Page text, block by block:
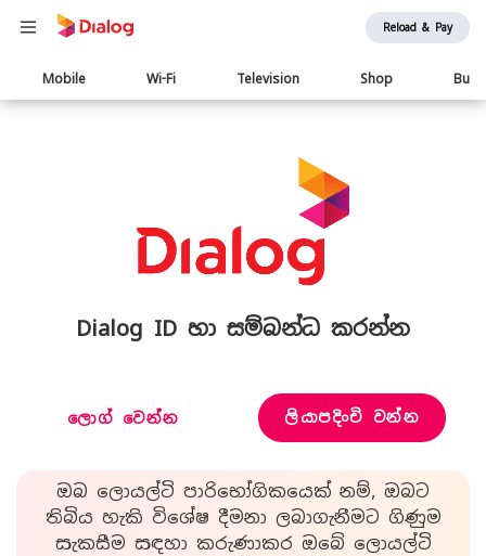
Reload & Pay
Main
navigation
Mobile Wi-Fi Television Shop
Dialog ID හා සම්බන්ධ කරන්න
ලොග් වෙන්න ලියාපදිංචි වන්න
ඔබ ලොයල්ටි පාරිභෝගිකයෙක් නම්, ඔබට
තිබිය හැකි විශේෂ දීමනා ලබාගැනීමට ගිණුම
සැකසීම සඳහා කරුණාකර ඔබේ ලොයල්ටි